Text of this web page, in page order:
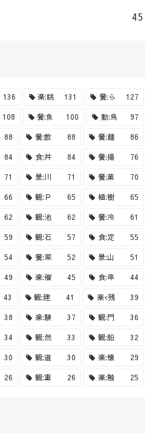
45
136 楽:眺 131 餐:ら 127
108 餐:魚 100 動:鳥 97
88 餐:飲 88 餐:麺 86
84 食:丼 84 餐:揚 76
71 景:川 71 餐:菓 70
66 観:Ｐ 65 植:樹 65
62 観:池 62 餐:冷 61
59 観:石 57 食:定 55
54 餐:菜 52 景:山 51
49 楽:催 45 食:串 44
43 観:建 41 楽<残 39
38 楽:験 37 観:門 36
34 観:然 33 観:船 32
30 観:道 30 楽:懐 29
26 観:重 26 楽:触 25